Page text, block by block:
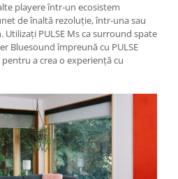
playere într-un ecosistem
de înaltă rezoluție, într-una sau
PULSE Ms ca surround spate
Bluesound împreună cu PULSE
pentru a crea o experiență cu